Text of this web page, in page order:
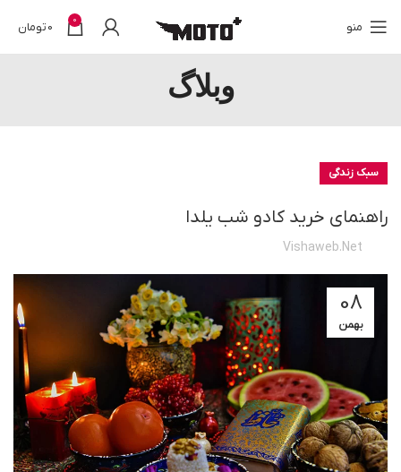
منو 0
0تومان
وبلاگ
سبک زندگی
راهنمای خرید کادو شب یلدا
Vishaweb.net
08
بهمن